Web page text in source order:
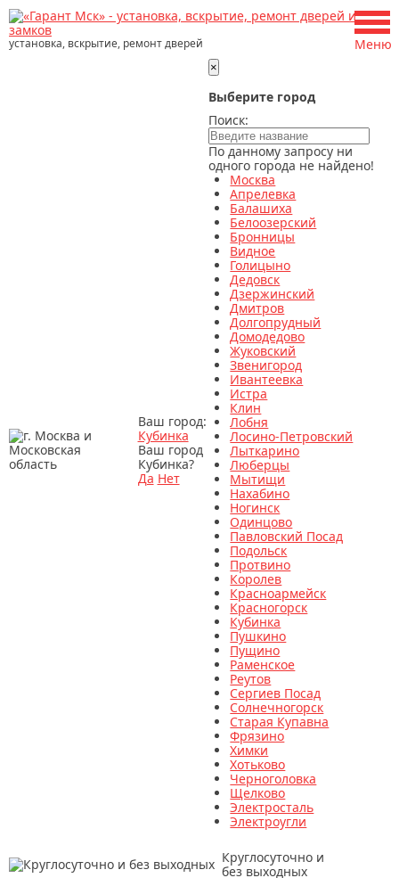
установка, вскрытие, ремонт дверей
Ваш город:
Кубинка
Ваш город
Кубинка?
Да Нет
×
Выберите город
Поиск:
По данному запросу ни
одного города не найдено!
Москва
Апрелевка
Балашиха
Белоозерский
Бронницы
Видное
Голицыно
Дедовск
Дзержинский
Дмитров
Долгопрудный
Домодедово
Жуковский
Звенигород
Ивантеевка
Истра
Клин
Лобня
Лосино-Петровский
Лыткарино
Люберцы
Мытищи
Нахабино
Ногинск
Одинцово
Павловский Посад
Подольск
Протвино
Королев
Красноармейск
Красногорск
Кубинка
Пушкино
Пущино
Раменское
Реутов
Сергиев Посад
Солнечногорск
Старая Купавна
Фрязино
Химки
Хотьково
Черноголовка
Щелково
Электросталь
Электроугли
Круглосуточно и
без выходных
Меню